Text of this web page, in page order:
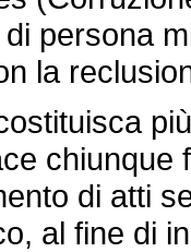
persona
la
di atti
al fine di